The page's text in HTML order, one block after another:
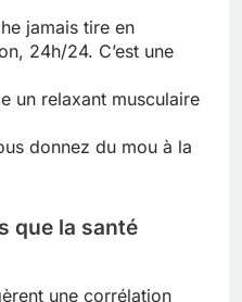
jamais tire en
24h/24. C’est une
un relaxant musculaire
donnez du mou à la
que la santé
une corrélation